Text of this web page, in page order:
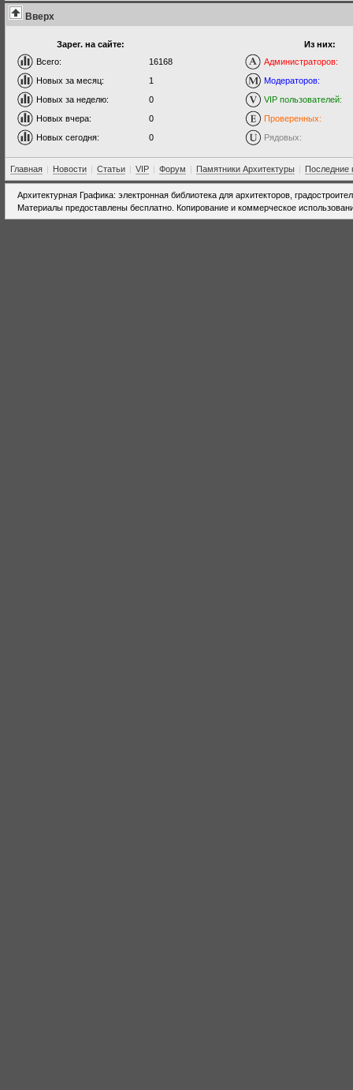
Вверх
Зарег. на сайте:
Всего:
16168
Новых за месяц:
1
Новых за неделю:
0
Новых вчера:
0
Новых сегодня:
0
Из них:
Администраторов:
Модераторов:
VIP пользователей:
Проверенных:
Рядовых:
Главная | Новости | Статьи | VIP | Форум | Памятники Архитектуры | Последние
Архитектурная Графика: электронная библиотека для архитекторов,
Материалы предоставлены бесплатно. Копирование и коммерческое